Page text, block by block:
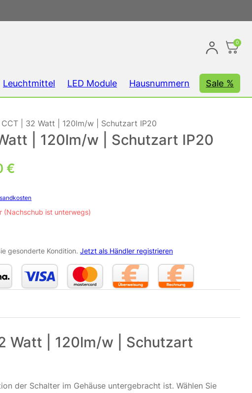
0
Leuchtmittel LED Module Hausnummern Sale %
| 32 Watt | 120lm/w | Schutzart IP20
| 120lm/w | Schutzart IP20
€
(Nachschub ist unterwegs)
gesonderte Kondition. Jetzt als Händler registrieren
Watt | 120lm/w | Schutzart
der Schalter im Gehäuse untergebracht ist. Wählen Sie